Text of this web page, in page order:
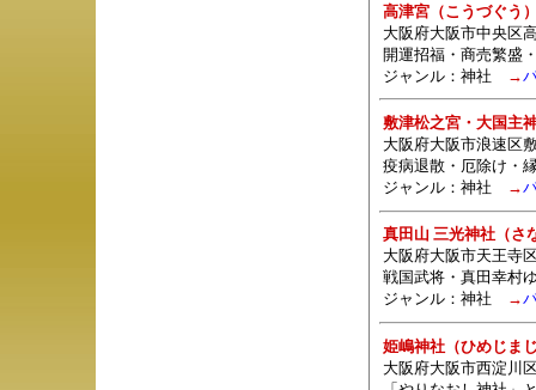
高津宮（こうづぐう
大阪府大阪市中央区
開運招福・商売繁盛
ジャンル： 神社 →
敷津松之宮・大国主
大阪府大阪市浪速区
疫病退散・厄除け・
ジャンル： 神社 →
真田山 三光神社（さ
大阪府大阪市天王寺
戦国武将・真田幸村
ジャンル： 神社 →
姫嶋神社（ひめじま
大阪府大阪市西淀川